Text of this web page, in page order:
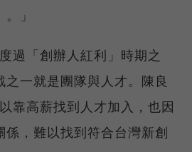
」
過「創辦人紅利」時期之
一就是團隊與人才。陳良
靠高薪找到人才加入，也因
係，難以找到符合台灣新創